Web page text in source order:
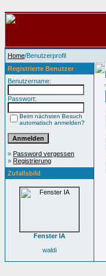
Home/Benutzerprofil
Registrierte Benutzer
Benutzername:
Passwort:
Beim nächsten Besuch
automatisch anmelden?
» Password vergessen
» Registrierung
Zufallsbild
Fenster IA
waldi